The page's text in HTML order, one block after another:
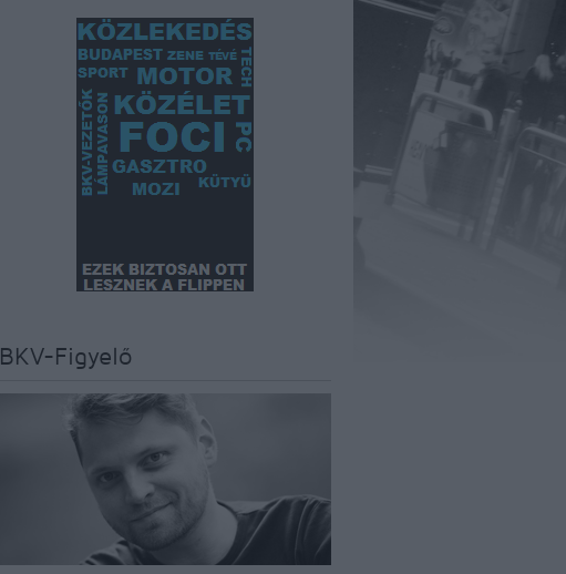
BKV-Figyelő